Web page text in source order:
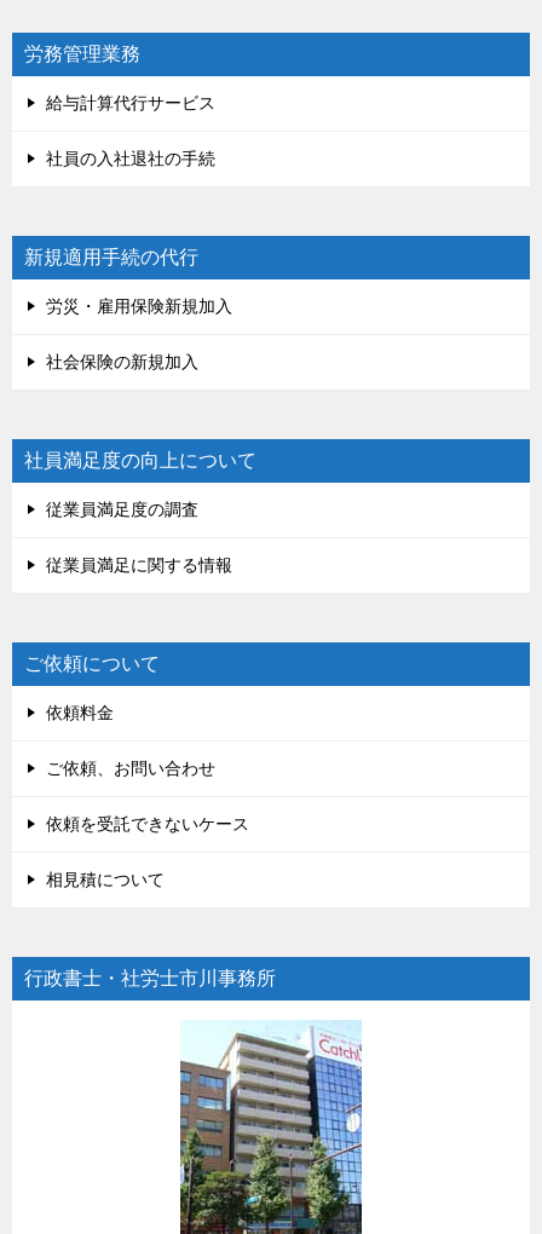
労務管理業務
給与計算代行サービス
社員の入社退社の手続
新規適用手続の代行
労災・雇用保険新規加入
社会保険の新規加入
社員満足度の向上について
従業員満足度の調査
従業員満足に関する情報
ご依頼について
依頼料金
ご依頼、お問い合わせ
依頼を受託できないケース
相見積について
行政書士・社労士市川事務所